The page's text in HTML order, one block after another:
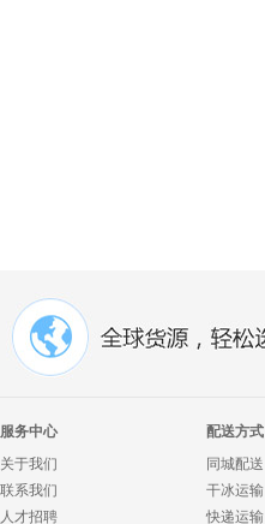
服务中心
关于我们
联系我们
人才招聘
配送方式
同城配送
干冰运输
快递运输